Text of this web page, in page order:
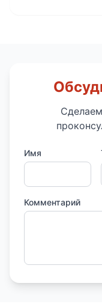
Имя
Комментарий